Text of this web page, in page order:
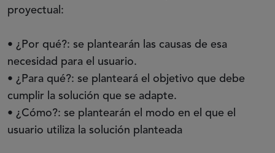
proyectual:
• ¿Por qué?: se plantearán las causas de esa
necesidad para el usuario.
• ¿Para qué?: se planteará el objetivo que debe
cumplir la solución que se adapte.
• ¿Cómo?: se plantearán el modo en el que el
usuario utiliza la solución planteada